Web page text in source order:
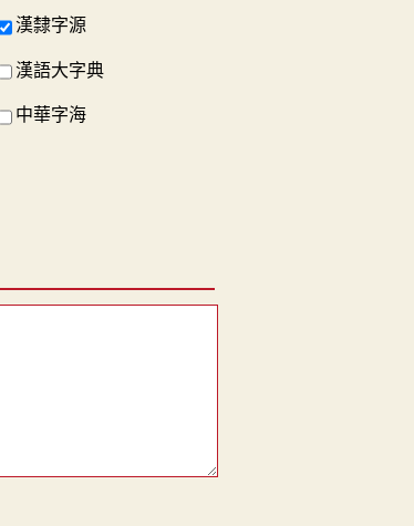
漢隸字源
漢語大字典
中華字海